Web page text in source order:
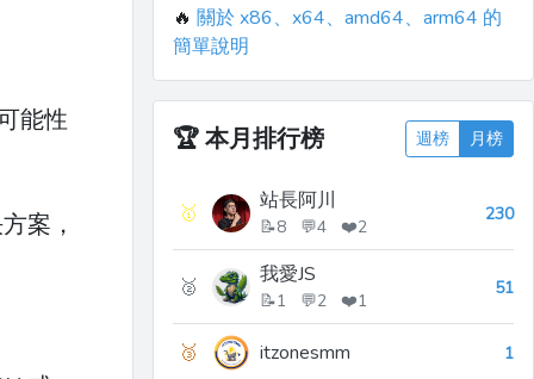
能性
案，
🔥 關於 x86、x64、amd64、arm64 的
簡單說明
🏆本月排行榜 週榜 月榜
🥇 站長阿川
📝8 💬4 ❤️2
230
🥈 我愛JS
📝1 💬2 ❤️1
51
🥉 itzonesmm 1